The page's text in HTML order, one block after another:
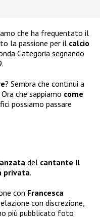
che ha frequentato il
la passione per il calcio
Categoria segnando
? Sembra che continui a
che sappiamo come
possiamo passare
del cantante Il
privata.
con Francesca
con discrezione,
più pubblicato foto